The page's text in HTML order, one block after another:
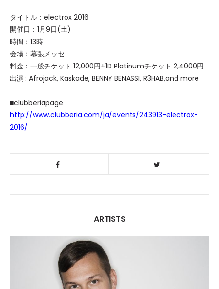
タイトル：electrox 2016
開催日：1月9日(土)
時間：13時
会場：幕張メッセ
料金：一般チケット 12,000円+1D Platinumチケット 2,4000円
出演 : Afrojack, Kaskade, BENNY BENASSI, R3HAB,and more
■clubberiapage
http://www.clubberia.com/ja/events/243913-electrox-
2016/
ARTISTS